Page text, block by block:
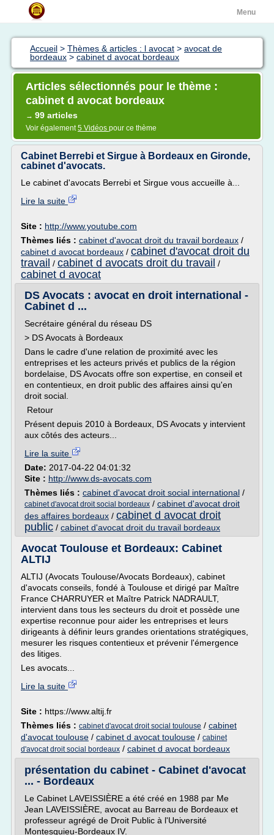
Menu
Accueil > Thèmes & articles : l avocat > avocat de
bordeaux > cabinet d avocat bordeaux
Articles sélectionnés pour le thème :
cabinet d avocat bordeaux
→ 99 articles
Voir également5 Vidéos pour ce thème
Cabinet Berrebi et Sirgue à Bordeaux en Gironde,
cabinet d'avocats.
Le cabinet d'avocats Berrebi et Sirgue vous accueille à...
Lire la suite
Site : http://www.youtube.com
Thèmes liés : cabinet d'avocat droit du travail bordeaux /
cabinet d avocat bordeaux / cabinet d'avocat droit du
travail / cabinet d avocats droit du travail /
cabinet d avocat
DS Avocats : avocat en droit international -
Cabinet d ...
Secrétaire général du réseau DS
> DS Avocats à Bordeaux
Dans le cadre d'une relation de proximité avec les
entreprises et les acteurs privés et publics de la région
bordelaise, DS Avocats offre son expertise, en conseil et
en contentieux, en droit public des affaires ainsi qu'en
droit social.
Retour
Présent depuis 2010 à Bordeaux, DS Avocats y intervient
aux côtés des acteurs...
Lire la suite
Date: 2017-04-22 04:01:32
Site : http://www.ds-avocats.com
Thèmes liés : cabinet d'avocat droit social international /
cabinet d'avocat droit social bordeaux / cabinet d'avocat droit
des affaires bordeaux / cabinet d avocat droit
public / cabinet d'avocat droit du travail bordeaux
Avocat Toulouse et Bordeaux: Cabinet
ALTIJ
ALTIJ (Avocats Toulouse/Avocats Bordeaux), cabinet
d'avocats conseils, fondé à Toulouse et dirigé par Maître
France CHARRUYER et Maître Patrick NADRAULT,
intervient dans tous les secteurs du droit et possède une
expertise reconnue pour aider les entreprises et leurs
dirigeants à définir leurs grandes orientations stratégiques,
mesurer les risques contentieux et prévenir l'émergence
des litiges.
Les avocats...
Lire la suite
Site : https://www.altij.fr
Thèmes liés : cabinet d'avocat droit social toulouse / cabinet
d'avocat toulouse / cabinet d avocat toulouse / cabinet
d'avocat droit social bordeaux / cabinet d avocat bordeaux
présentation du cabinet - Cabinet d'avocat
... - Bordeaux
Le Cabinet LAVEISSIÈRE a été créé en 1988 par Me
Jean LAVEISSIÈRE, avocat au Barreau de Bordeaux et
professeur agrégé de Droit Public à l'Université
Montesquieu-Bordeaux IV.